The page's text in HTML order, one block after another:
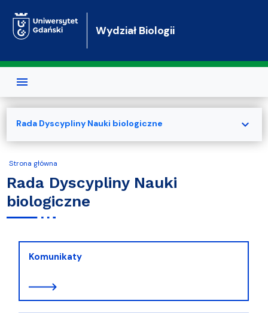
Wydział Biologii
Strona główna
Rada Dyscypliny Nauki
biologiczne
Komunikaty
Rada Dyscypliny Nauki biologiczne expand_more